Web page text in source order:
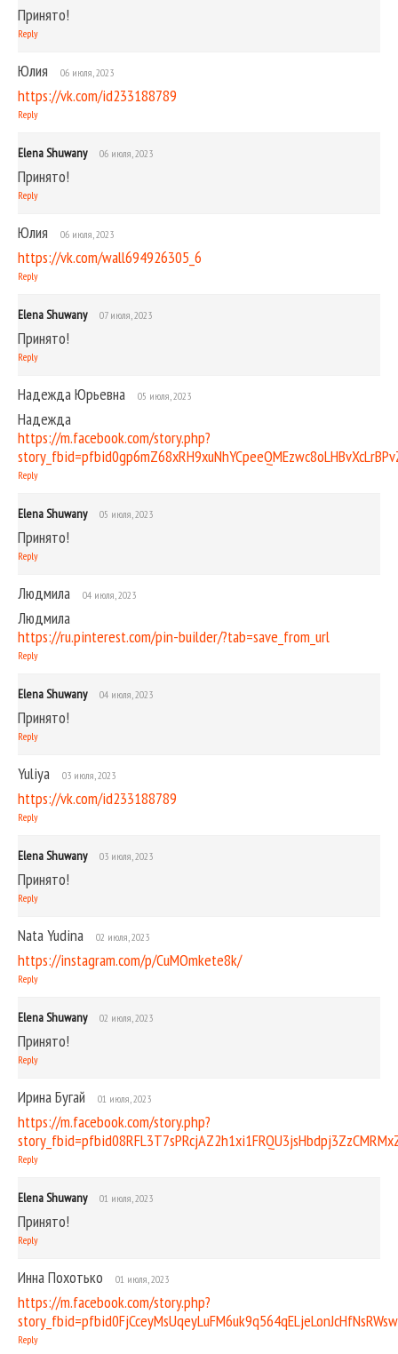
Принято!
Reply
Юлия 06 июля, 2023
https://vk.com/id233188789
Reply
Elena Shuwany 06 июля, 2023
Принято!
Reply
Юлия 06 июля, 2023
https://vk.com/wall694926305_6
Reply
Elena Shuwany 07 июля, 2023
Принято!
Reply
Надежда Юрьевна 05 июля, 2023
Надежда
https://m.facebook.com/story.php?
Reply
Elena Shuwany 05 июля, 2023
Принято!
Reply
Людмила 04 июля, 2023
Людмила
https://ru.pinterest.com/pin-builder/?tab=save_from_url
Reply
Elena Shuwany 04 июля, 2023
Принято!
Reply
Yuliya 03 июля, 2023
https://vk.com/id233188789
Reply
Elena Shuwany 03 июля, 2023
Принято!
Reply
Nata Yudina 02 июля, 2023
https://instagram.com/p/CuMOmkete8k/
Reply
Elena Shuwany 02 июля, 2023
Принято!
Reply
Ирина Бугай 01 июля, 2023
https://m.facebook.com/story.php?
Reply
Elena Shuwany 01 июля, 2023
Принято!
Reply
Инна Похотько 01 июля, 2023
https://m.facebook.com/story.php?
Reply